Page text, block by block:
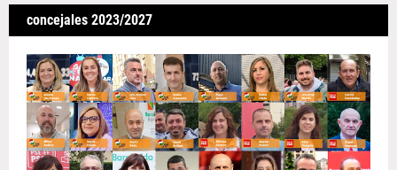
concejales 2023/2027